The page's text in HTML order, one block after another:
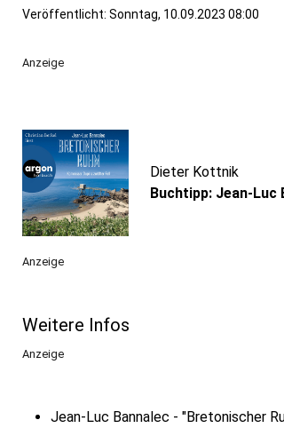
Veröffentlicht: Sonntag, 10.09.2023 08:00
Anzeige
Dieter Kottnik
Buchtipp: Jean-Luc
Anzeige
Weitere Infos
Anzeige
Jean-Luc Bannalec - "Bretonischer